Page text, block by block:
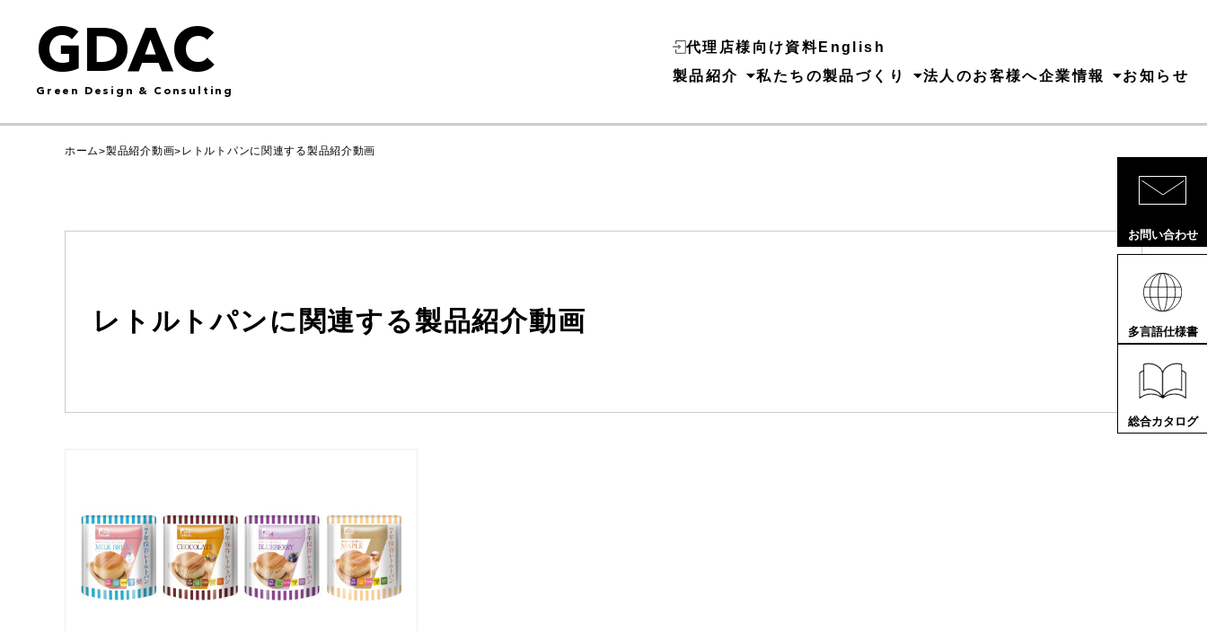
GDAC
Green Design & Consulting
代理店様向け資料 English
製品紹介
私たちの製品づくり 法人のお客様へ企業情報 お知らせ
ホーム>製品紹介動画>レトルトパンに関連する製品紹介動画
レトルトパンに関連する製品紹介動画
お問い合わせ
多言語仕様書
総合カタログ